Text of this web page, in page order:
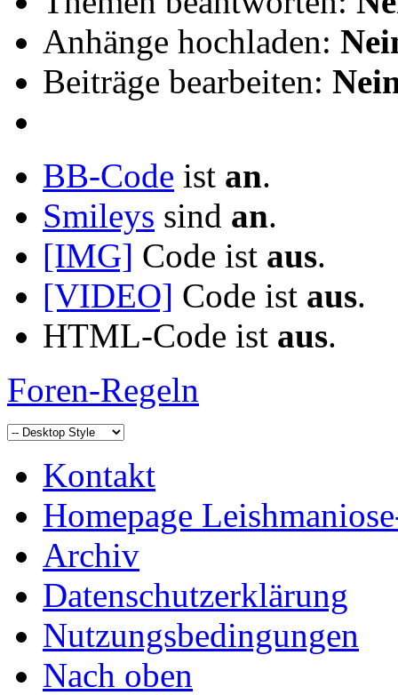
Anhänge hochladen:
Beiträge bearbeiten:
BB-Code ist an.
Smileys sind an.
[IMG] Code ist aus.
[VIDEO] Code ist aus.
HTML-Code ist aus.
Foren-Regeln
Kontakt
Homepage
Archiv
Datenschutzerklärung
Nutzungsbedingungen
Nach oben